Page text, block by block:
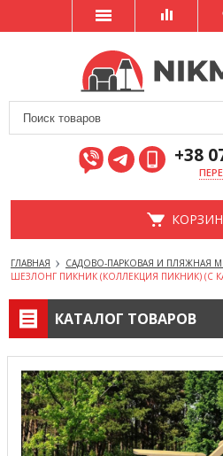
+38
ГЛАВНАЯ САДОВО-ПАРКОВАЯ И ПЛЯЖНАЯ
ШЕЗЛОНГ ПИКНИК (КОЛЛЕКЦИЯ ПИКНИК) (С
КАТАЛОГ ТОВАРОВ